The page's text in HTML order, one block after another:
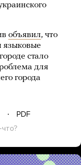
объявил, что
языковые
стало
для
города
PDF